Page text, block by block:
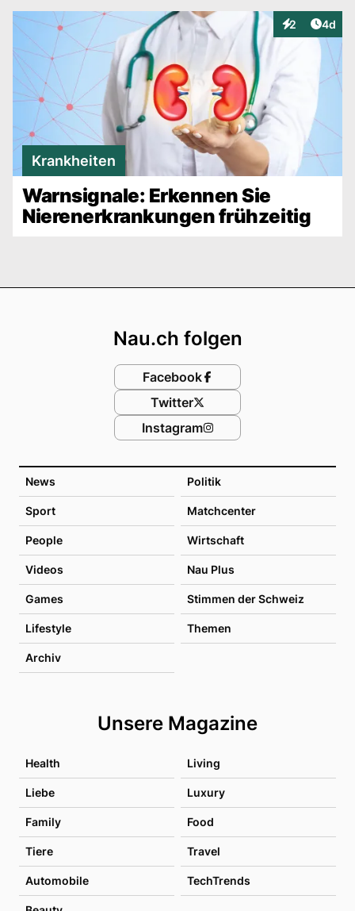
2
Interaktionen
4d
Krankheiten
Warnsignale: Erkennen Sie
Nierenerkrankungen frühzeitig
News Politik
Sport Matchcenter
People Wirtschaft
Videos Nau Plus
Games Stimmen der Schweiz
Lifestyle Themen
Archiv
Unsere Magazine
Health Living
Liebe Luxury
Family Food
Tiere Travel
Automobile TechTrends
Nau.ch folgen
Facebook
Twitter
Instagram